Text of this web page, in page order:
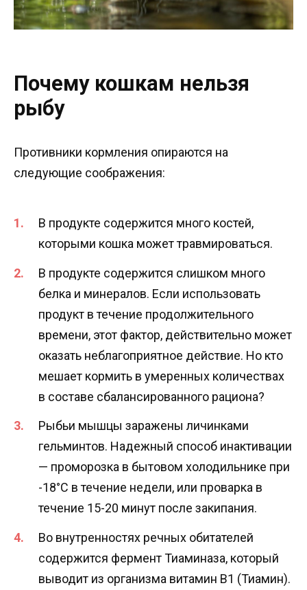
Почему кошкам нельзя
рыбу
Противники кормления опираются на
следующие соображения:
В продукте содержится много костей,
которыми кошка может травмироваться.
В продукте содержится слишком много
белка и минералов. Если использовать
продукт в течение продолжительного
времени, этот фактор, действительно может
оказать неблагоприятное действие. Но кто
мешает кормить в умеренных количествах
в составе сбалансированного рациона?
Рыбьи мышцы заражены личинками
гельминтов. Надежный способ инактивации
— проморозка в бытовом холодильнике при
-18°С в течение недели, или проварка в
течение 15-20 минут после закипания.
Во внутренностях речных обитателей
содержится фермент Тиаминаза, который
выводит из организма витамин B1 (Тиамин).